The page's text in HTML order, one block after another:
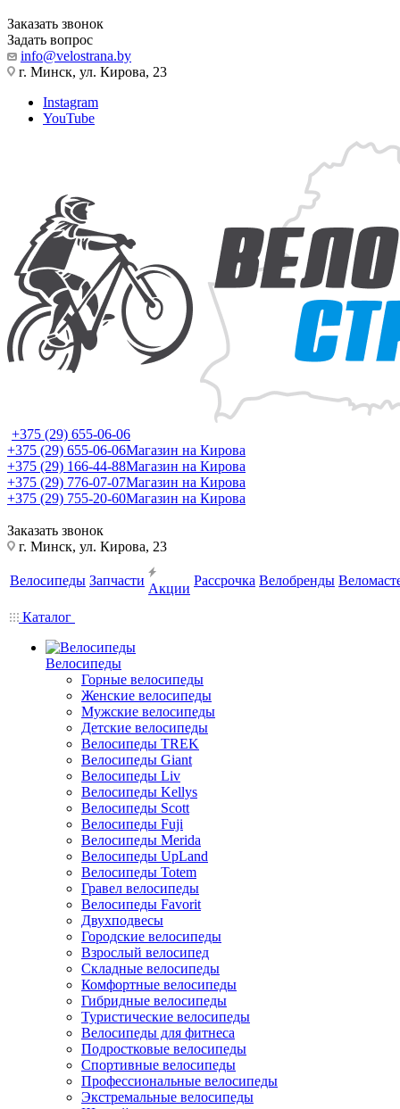
Заказать звонок
Задать вопрос
info@velostrana.by
г. Минск, ул. Кирова, 23
Instagram
YouTube
+375 (29) 655-06-06
+375 (29) 655-06-06Магазин на Кирова
+375 (29) 166-44-88Магазин на Кирова
+375 (29) 776-07-07Магазин на Кирова
+375 (29) 755-20-60Магазин на Кирова
Заказать звонок
г. Минск, ул. Кирова, 23
Велосипеды Запчасти
Акции
Рассрочка Велобренды
Каталог
Велосипеды
Горные велосипеды
Женские велосипеды
Мужские велосипеды
Детские велосипеды
Велосипеды TREK
Велосипеды Giant
Велосипеды Liv
Велосипеды Kellys
Велосипеды Scott
Велосипеды Fuji
Велосипеды Merida
Велосипеды UpLand
Велосипеды Totem
Гравел велосипеды
Велосипеды Favorit
Двухподвесы
Городские велосипеды
Взрослый велосипед
Складные велосипеды
Комфортные велосипеды
Гибридные велосипеды
Туристические велосипеды
Велосипеды для фитнеса
Подростковые велосипеды
Спортивные велосипеды
Профессиональные велосипеды
Экстремальные велосипеды